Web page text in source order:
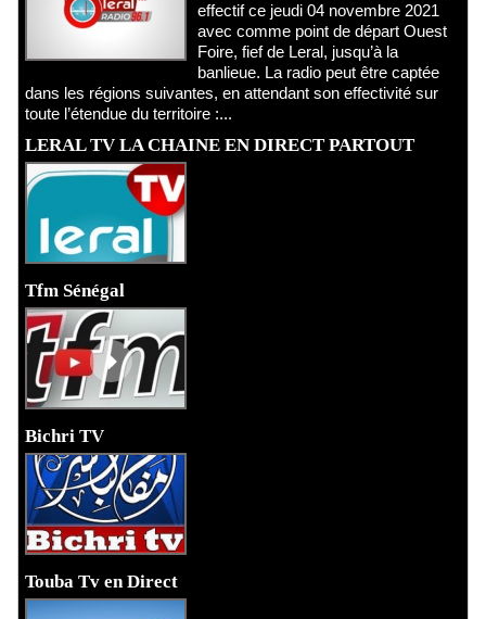
effectif ce jeudi 04 novembre 2021
avec comme point de départ Ouest
Foire, fief de Leral, jusqu’à la
banlieue. La radio peut être captée
dans les régions suivantes, en attendant son effectivité sur
toute l’étendue du territoire :...
LERAL TV LA CHAINE EN DIRECT PARTOUT
Tfm Sénégal
Bichri TV
Touba Tv en Direct